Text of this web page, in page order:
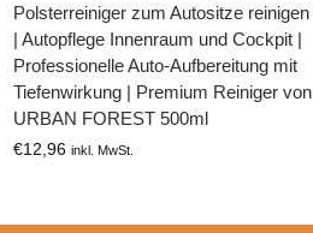
Polsterreiniger zum Autositze reinigen
| Autopflege Innenraum und Cockpit |
Professionelle Auto-Aufbereitung mit
Tiefenwirkung | Premium Reiniger von
URBAN FOREST 500ml
€12,96 inkl. MwSt.